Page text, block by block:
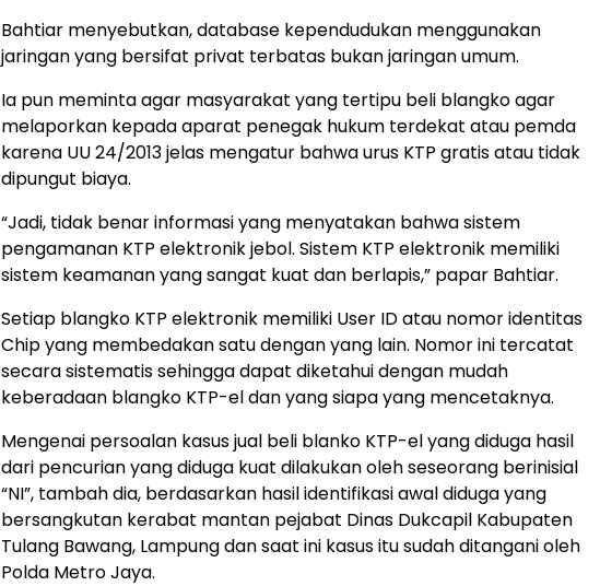
Bahtiar menyebutkan, database kependudukan menggunakan
jaringan yang bersifat privat terbatas bukan jaringan umum.
Ia pun meminta agar masyarakat yang tertipu beli blangko agar
melaporkan kepada aparat penegak hukum terdekat atau pemda
karena UU 24/2013 jelas mengatur bahwa urus KTP gratis atau tidak
dipungut biaya.
“Jadi, tidak benar informasi yang menyatakan bahwa sistem
pengamanan KTP elektronik jebol. Sistem KTP elektronik memiliki
sistem keamanan yang sangat kuat dan berlapis,” papar Bahtiar.
Setiap blangko KTP elektronik memiliki User ID atau nomor identitas
Chip yang membedakan satu dengan yang lain. Nomor ini tercatat
secara sistematis sehingga dapat diketahui dengan mudah
keberadaan blangko KTP-el dan yang siapa yang mencetaknya.
Mengenai persoalan kasus jual beli blanko KTP-el yang diduga hasil
dari pencurian yang diduga kuat dilakukan oleh seseorang berinisial
“NI”, tambah dia, berdasarkan hasil identifikasi awal diduga yang
bersangkutan kerabat mantan pejabat Dinas Dukcapil Kabupaten
Tulang Bawang, Lampung dan saat ini kasus itu sudah ditangani oleh
Polda Metro Jaya.